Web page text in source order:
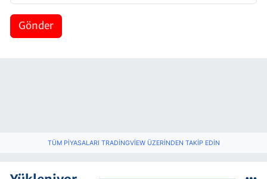
Gönder
TÜM PIYASALARI TRADINGVIEW ÜZERINDEN TAKIP EDIN